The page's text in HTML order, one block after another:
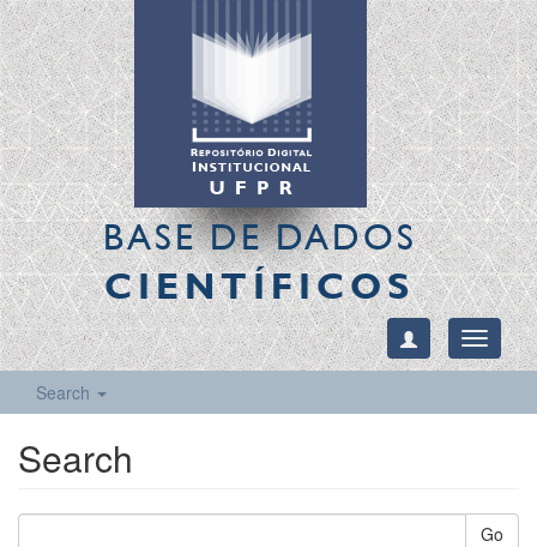
BASE DE DADOS
CIENTÍFICOS
Toggle
Search
Search
Go